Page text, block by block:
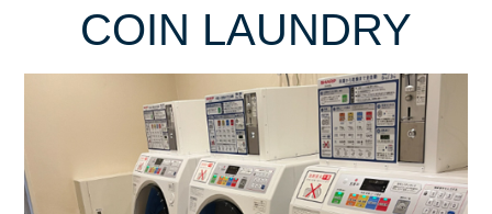
COIN LAUNDRY